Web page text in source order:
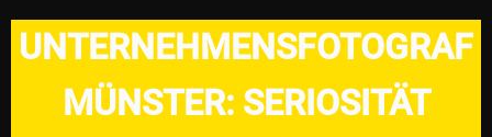
UNTERNEHMENSFOTOGRAF
MÜNSTER: SERIOSITÄT